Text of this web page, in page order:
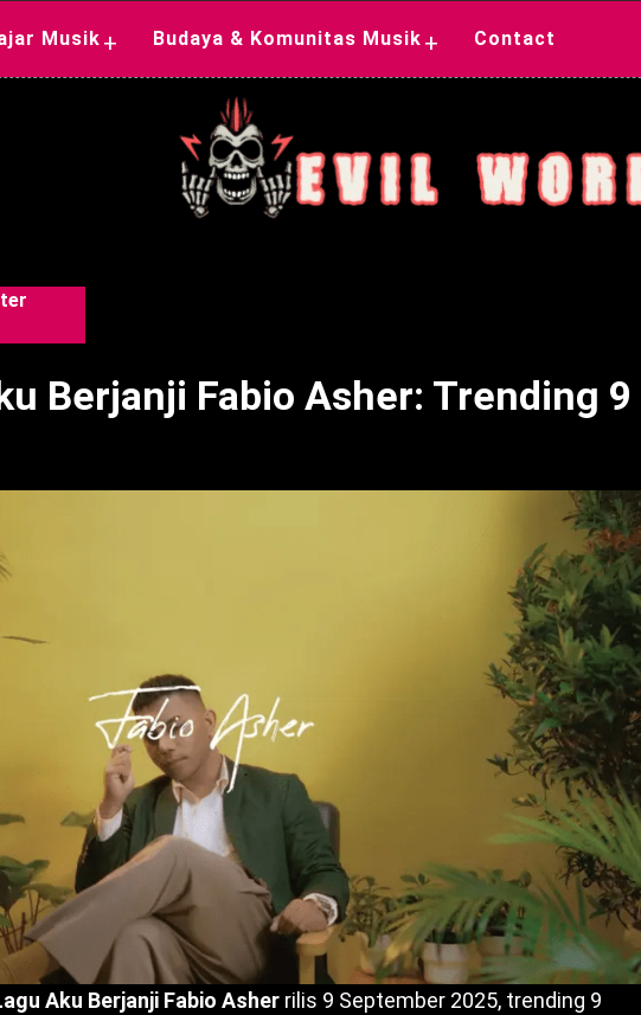
Musik + Budaya & Komunitas Musik + Contact
Berjanji Fabio Asher: Trending 9
Aku Berjanji Fabio Asher rilis 9 September 2025, trending 9